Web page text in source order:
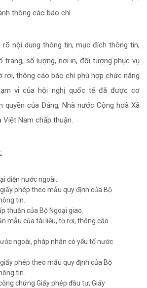
thông cáo báo chí.
rõ nội dung thông tin, mục đích thông tin,
trang, số lượng, nơi in, đối tượng phục vụ
rơi, thông cáo báo chí phù hợp chức năng
vi của hội nghị quốc tế đã được cơ
quyền của Đảng, Nhà nước Cộng hoà Xã
Việt Nam chấp thuận.
diện nước ngoài.
phép theo mẫu quy định của Bộ
tin.
thuận của Bộ Ngoại giao.
mẫu của tài liệu, tờ rơi, thông cáo
ngoài, pháp nhân có yếu tố nước
phép theo mẫu quy định của Bộ
tin.
chứng Giấy phép đầu tư, Giấy